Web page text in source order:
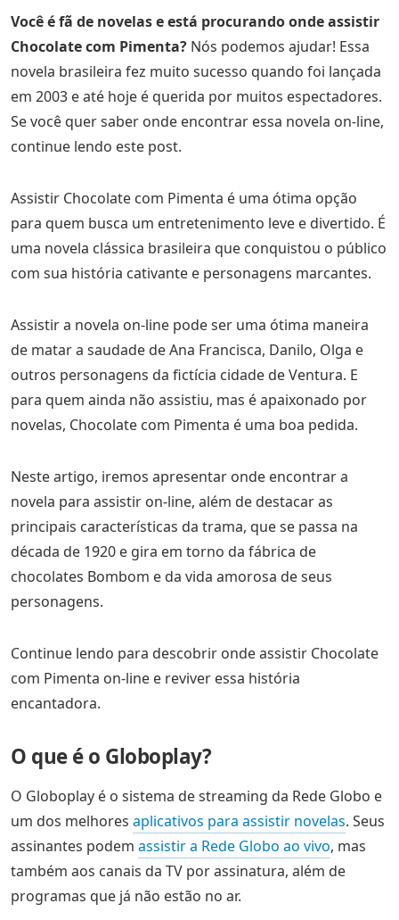
Você é fã de novelas e está procurando onde assistir
Chocolate com Pimenta? Nós podemos ajudar! Essa
novela brasileira fez muito sucesso quando foi lançada
em 2003 e até hoje é querida por muitos espectadores.
Se você quer saber onde encontrar essa novela on-line,
continue lendo este post.
Assistir Chocolate com Pimenta é uma ótima opção
para quem busca um entretenimento leve e divertido. É
uma novela clássica brasileira que conquistou o público
com sua história cativante e personagens marcantes.
Assistir a novela on-line pode ser uma ótima maneira
de matar a saudade de Ana Francisca, Danilo, Olga e
outros personagens da fictícia cidade de Ventura. E
para quem ainda não assistiu, mas é apaixonado por
novelas, Chocolate com Pimenta é uma boa pedida.
Neste artigo, iremos apresentar onde encontrar a
novela para assistir on-line, além de destacar as
principais características da trama, que se passa na
década de 1920 e gira em torno da fábrica de
chocolates Bombom e da vida amorosa de seus
personagens.
Continue lendo para descobrir onde assistir Chocolate
com Pimenta on-line e reviver essa história
encantadora.
O que é o Globoplay?
O Globoplay é o sistema de streaming da Rede Globo e
um dos melhores aplicativos para assistir novelas. Seus
assinantes podem assistir a Rede Globo ao vivo, mas
também aos canais da TV por assinatura, além de
programas que já não estão no ar.